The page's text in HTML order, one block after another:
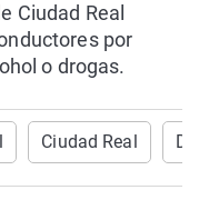
Ciudad Real
por
o drogas.
Ciudad Real